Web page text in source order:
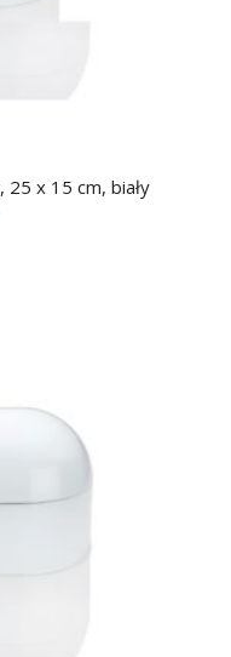
25 x 15 cm, biały